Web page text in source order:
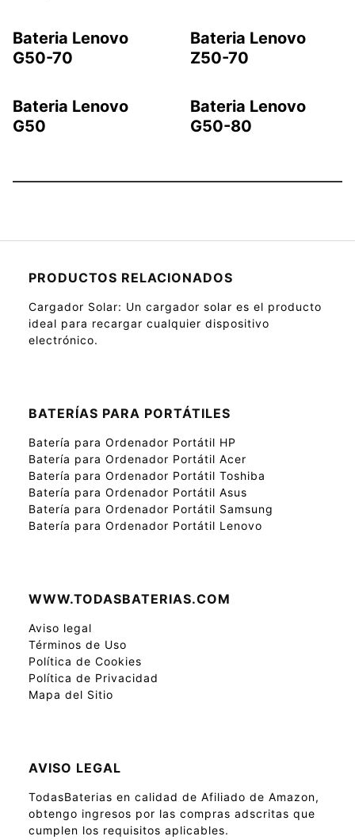
Bateria Lenovo
G50-70
Bateria Lenovo
Z50-70
Bateria Lenovo
G50
Bateria Lenovo
G50-80
PRODUCTOS RELACIONADOS
Cargador Solar: Un cargador solar es el producto
ideal para recargar cualquier dispositivo
electrónico.
BATERÍAS PARA PORTÁTILES
Batería para Ordenador Portátil HP
Batería para Ordenador Portátil Acer
Batería para Ordenador Portátil Toshiba
Batería para Ordenador Portátil Asus
Batería para Ordenador Portátil Samsung
Batería para Ordenador Portátil Lenovo
WWW.TODASBATERIAS.COM
Aviso legal
Términos de Uso
Política de Cookies
Política de Privacidad
Mapa del Sitio
AVISO LEGAL
TodasBaterias en calidad de Afiliado de Amazon,
obtengo ingresos por las compras adscritas que
cumplen los requisitos aplicables.